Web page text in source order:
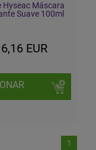
Hyseac Máscara
Suave 100ml
EUR
1